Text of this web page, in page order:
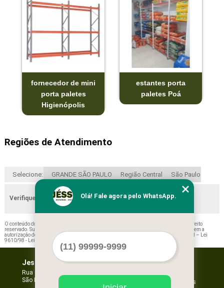
fornecedor de mini
porta paletes
Higienópolis
estantes porta
paletes Poá
Regiões de Atendimento
Selecione: GRANDE SÃO PAULO Região Central São Paulo
Verifique as regiões que atendemos
O conteúdo do texto "
" é de direito
reservado. Sua reprodução, parcial ou total, mesmo citando nossos links, é proibida sem a
autorização do autor. Crime de violação de direito autoral – artigo 184 do Código Penal –
Lei
9610/98 - Lei de direitos autorais
Jessica Forros e Divisórias
Rua Oscar Horta, 269 - Mooca
São Paulo - SP - CEP: 03105-110
Serviços
Olá! Fale agora pelo WhatsApp.